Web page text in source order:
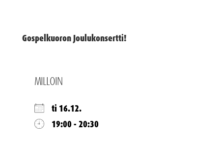
Gospelkuoron Joulukonsertti!
MILLOIN
ti 16.12.
19:00 - 20:30